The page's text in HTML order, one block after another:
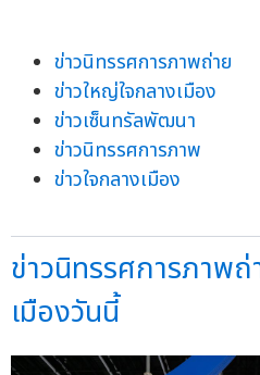
ข่าวนิทรรศการภาพถ่าย
ข่าวใหญ่ใจกลางเมือง
ข่าวเซ็นทรัลพัฒนา
ข่าวนิทรรศการภาพ
ข่าวใจกลางเมือง
ข่าวนิทรรศการภาพ
เมืองวันนี้